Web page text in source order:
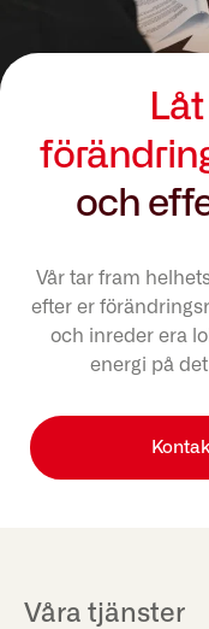
och
Vår tar fram
efter er
och inreder era
energi på
Våra tjänster